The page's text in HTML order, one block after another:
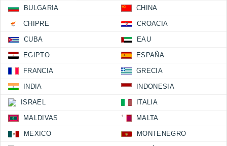
BULGARIA CHINA
CHIPRE CROACIA
CUBA EAU
EGIPTO ESPAÑA
FRANCIA GRECIA
INDIA INDONESIA
ISRAEL ITALIA
MALDIVAS MALTA
MEXICO MONTENEGRO